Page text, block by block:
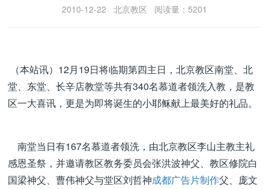
政策法规
时事新闻
2010-12-22 北京教区 阅读量：5201
（本站讯）12月19日将临期第四主日，北京教区南堂、北
堂、东堂、长辛店教堂等共有340名慕道者领洗入教，是教
区一大喜讯，更是为即将诞生的小耶稣献上最美好的礼品。
南堂当日有167名慕道者领洗，由北京教区李山主教主礼
感恩圣祭，并邀请教区教务委员会张洪波神父、教区修院白
国梁神父、曹伟神父与堂区刘哲神成都广告片制作父、庞文